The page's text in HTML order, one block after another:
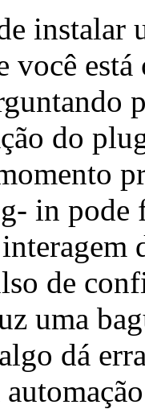
você
do
in pode
de
uma
dá